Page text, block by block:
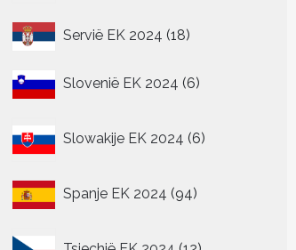
Servië EK 2024 1818
Slovenië EK 2024 66
Slowakije EK 2024 6
producten
Spanje EK 2024 9494